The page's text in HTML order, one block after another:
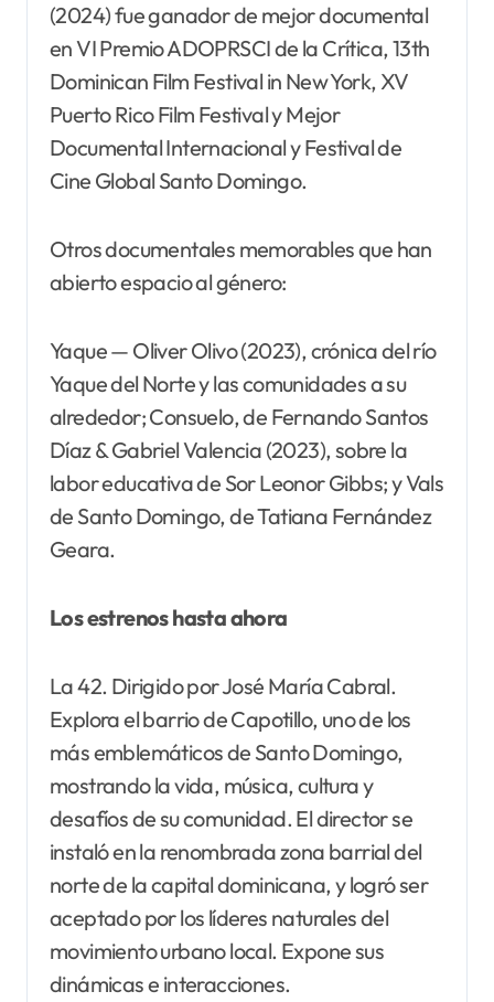
(2024) fue ganador de mejor documental
en VI Premio ADOPRSCI de la Crítica, 13th
Dominican Film Festival in New York, XV
Puerto Rico Film Festival y Mejor
Documental Internacional y Festival de
Cine Global Santo Domingo.
Otros documentales memorables que han
abierto espacio al género:
Yaque — Oliver Olivo (2023), crónica del río
Yaque del Norte y las comunidades a su
alrededor; Consuelo, de Fernando Santos
Díaz & Gabriel Valencia (2023), sobre la
labor educativa de Sor Leonor Gibbs; y Vals
de Santo Domingo, de Tatiana Fernández
Geara.
Los estrenos hasta ahora
La 42. Dirigido por José María Cabral.
Explora el barrio de Capotillo, uno de los
más emblemáticos de Santo Domingo,
mostrando la vida, música, cultura y
desafíos de su comunidad. El director se
instaló en la renombrada zona barrial del
norte de la capital dominicana, y logró ser
aceptado por los líderes naturales del
movimiento urbano local. Expone sus
dinámicas e interacciones.